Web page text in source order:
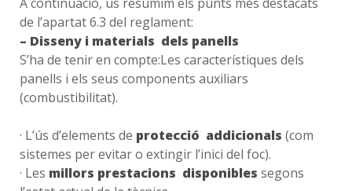
de l’apartat 6.3 del reglament:
– Disseny i materials dels panells
S’ha de tenir en compte:Les característiques dels
panells i els seus components auxiliars
(combustibilitat).
· L’ús d’elements de protecció addicionals (com
sistemes per evitar o extingir l’inici del foc).
· Les millors prestacions disponibles segons